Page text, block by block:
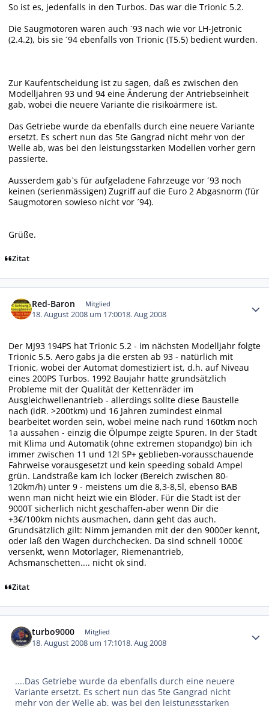
So ist es, jedenfalls in den Turbos. Das war die Trionic 5.2.
Die Saugmotoren waren auch ´93 nach wie vor LH-Jetronic
(2.4.2), bis sie ´94 ebenfalls von Trionic (T5.5) bedient wurden.
Zur Kaufentscheidung ist zu sagen, daß es zwischen den
Modelljahren 93 und 94 eine Änderung der Antriebseinheit
gab, wobei die neuere Variante die risikoärmere ist.
Das Getriebe wurde da ebenfalls durch eine neuere Variante
ersetzt. Es schert nun das 5te Gangrad nicht mehr von der
Welle ab, was bei den leistungsstarken Modellen vorher gern
passierte.
Ausserdem gab`s für aufgeladene Fahrzeuge vor ´93 noch
keinen (serienmässigen) Zugriff auf die Euro 2 Abgasnorm (für
Saugmotoren sowieso nicht vor ´94).
Grüße.
Zitat
Red-Baron Mitglied
18. August 2008 um 17:0018. Aug 2008
Der MJ93 194PS hat Trionic 5.2 - im nächsten Modelljahr folgte
Trionic 5.5. Aero gabs ja die ersten ab 93 - natürlich mit
Trionic, wobei der Automat domestiziert ist, d.h. auf Niveau
eines 200PS Turbos. 1992 Baujahr hatte grundsätzlich
Probleme mit der Qualität der Kettenräder im
Ausgleichwellenantrieb - allerdings sollte diese Baustelle
nach (idR. >200tkm) und 16 Jahren zumindest einmal
bearbeitet worden sein, wobei meine nach rund 160tkm noch
1a aussahen - einzig die Ölpumpe zeigte Spuren. In der Stadt
mit Klima und Automatik (ohne extremen stopandgo) bin ich
immer zwischen 11 und 12l SP+ geblieben-vorausschauende
Fahrweise vorausgesetzt und kein speeding sobald Ampel
grün. Landstraße kam ich locker (Bereich zwischen 80-
120km/h) unter 9 - meistens um die 8,3-8,5l, ebenso BAB
wenn man nicht heizt wie ein Blöder. Für die Stadt ist der
9000T sicherlich nicht geschaffen-aber wenn Dir die
+3€/100km nichts ausmachen, dann geht das auch.
Grundsätzlich gilt: Nimm jemanden mit der den 9000er kennt,
oder laß den Wagen durchchecken. Da sind schnell 1000€
versenkt, wenn Motorlager, Riemenantrieb,
Achsmanschetten.... nicht ok sind.
Zitat
turbo9000 Mitglied
18. August 2008 um 17:1018. Aug 2008
....Das Getriebe wurde da ebenfalls durch eine neuere
Variante ersetzt. Es schert nun das 5te Gangrad nicht
mehr von der Welle ab, was bei den leistungsstarken